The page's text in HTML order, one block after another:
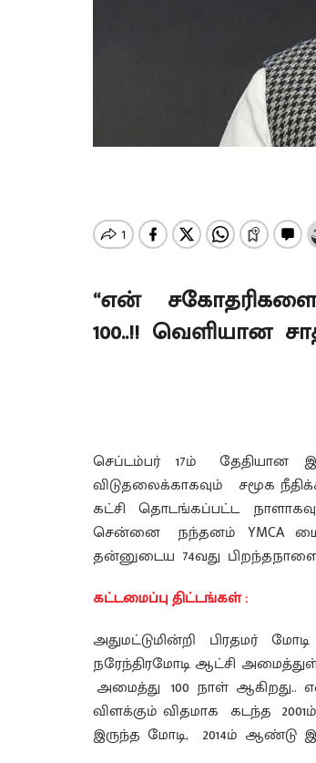
“என் சகோதரிகளை
100..!! வெளியான
செப்டம்பர் 17ம் தேதியான
விடுதலைக்காகவும் சமூக
கட்சி தொடங்கப்பட்ட
சென்னை நந்தனம் YMCA
தன்னுடைய 74வது
கட்டமைப்பு திட்டங்கள் :
அதுமட்டுமின்றி பிரதமர்
நரேந்திரமோடி ஆட்சி
அமைத்து 100 நாள் ஆகிறது..
விளக்கும் விதமாக கடந்த
இருந்த மோடி, 2014ம் ஆண்டு